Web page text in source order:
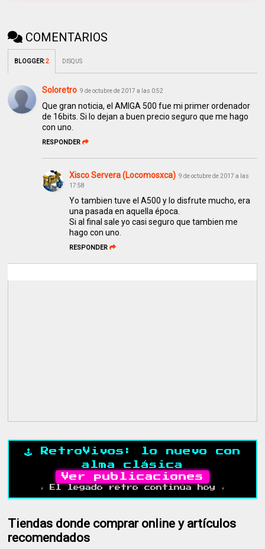
COMENTARIOS
BLOGGER:2 DISQUS
Soloretro 9 de octubre de 2017 a las 0:52
Que gran noticia, el AMIGA 500 fue mi primer ordenador
de 16bits. Si lo dejan a buen precio seguro que me hago
con uno.
RESPONDER
Xisco Servera (Locomosxca) 9 de octubre de 2017 a las
17:58
Yo tambien tuve el A500 y lo disfrute mucho, era
una pasada en aquella época.
Si al final sale yo casi seguro que tambien me
hago con uno.
RESPONDER
🕹️ RetroVivos: lo nuevo con
alma clásica
Ver publicaciones
⚡ El legado retro continúa hoy ⚡
Tiendas donde comprar online y artículos
recomendados